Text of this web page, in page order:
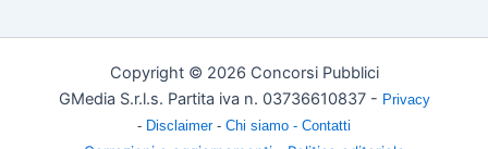
Copyright © 2026 Concorsi Pubblici
GMedia S.r.l.s. Partita iva n. 03736610837 - Privacy
- Disclaimer - Chi siamo - Contatti